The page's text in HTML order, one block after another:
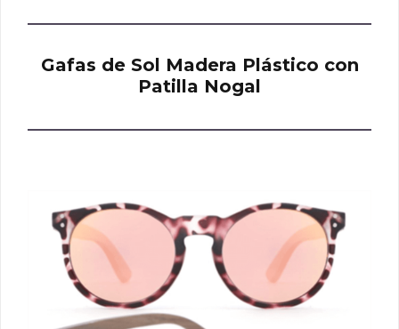
Gafas de Sol Madera Plástico con
Patilla Nogal